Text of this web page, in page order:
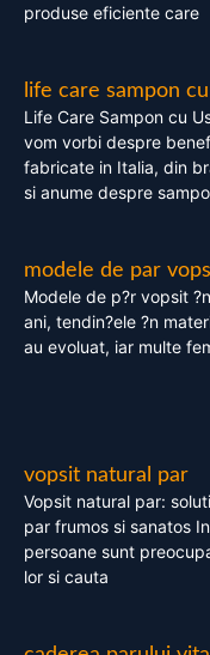
produse eficiente care
life care sampon
Life Care Sampon cu
vom vorbi despre
fabricate in Italia, din
si anume despre
modele de par
Modele de p?r vopsit
ani, tendin?ele ?n
au evoluat, iar multe
vopsit natural par
Vopsit natural par:
par frumos si sanatos
persoane sunt
lor si cauta